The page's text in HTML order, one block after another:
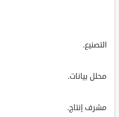
التصنيع.
محلل بيانات.
مشرف إنتاج.